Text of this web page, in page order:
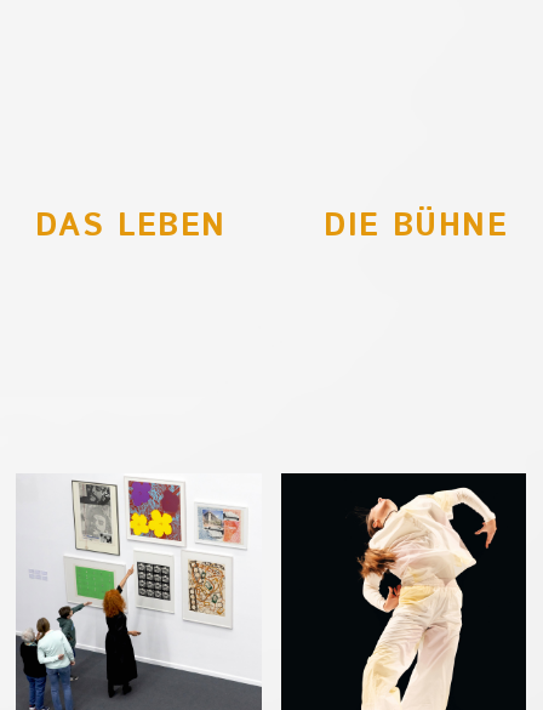
DAS LEBEN DIE BÜHNE
DAS LEBEN DIE BÜHNE